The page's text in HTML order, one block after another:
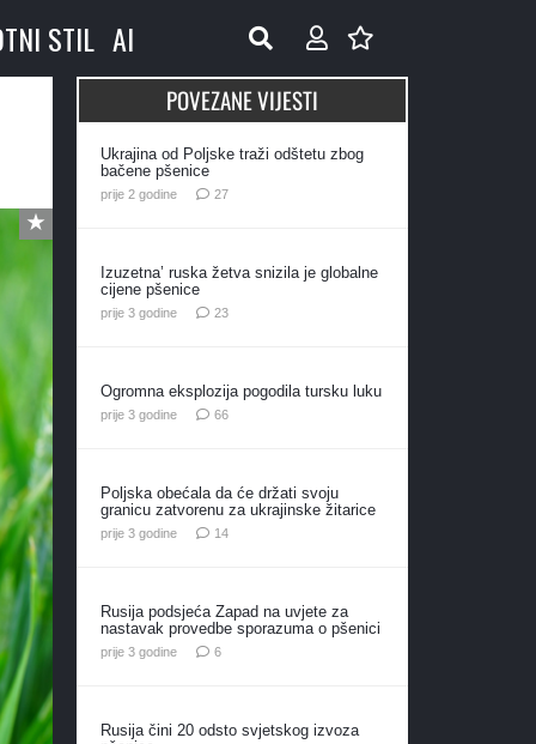
STIL AI
POVEZANE VIJESTI
Ukrajina od Poljske traži odštetu zbog
bačene pšenice
prije 2 godine 27komentara
Izuzetna’ ruska žetva snizila je globalne
cijene pšenice
prije 3 godine 23komentara
Ogromna eksplozija pogodila tursku luku
prije 3 godine 66komentara
Poljska obećala da će držati svoju
granicu zatvorenu za ukrajinske žitarice
prije 3 godine 14komentara
Rusija podsjeća Zapad na uvjete za
nastavak provedbe sporazuma o pšenici
prije 3 godine 6komentara
Rusija čini 20 odsto svjetskog izvoza